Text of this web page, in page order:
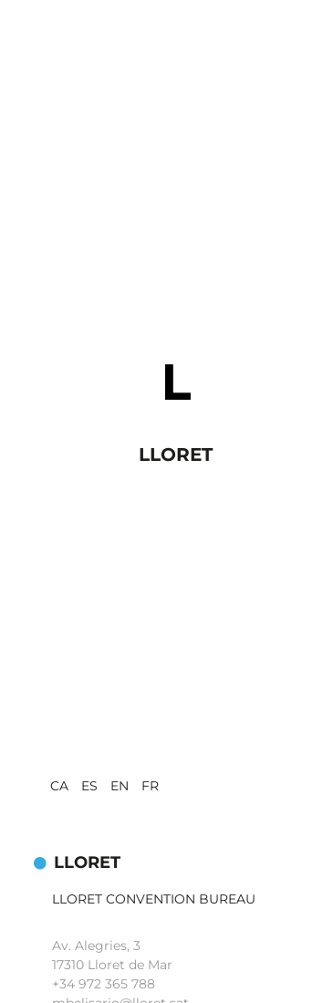
LLORET
CA ES EN FR
LLORET
LLORET CONVENTION BUREAU
Av. Alegries, 3
17310 Lloret de Mar
+34 972 365 788